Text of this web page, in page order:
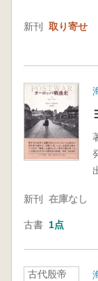
新刊 取り寄せ
新刊 在庫なし
古書 1点
古代殷帝